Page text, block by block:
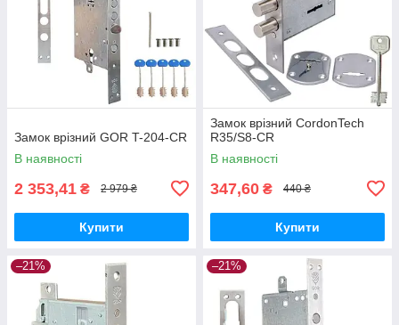
Замок врізний GOR T-204-CR
В наявності
2 353,41 ₴ 2 979 ₴
Купити
Замок врізний CordonTech
R35/S8-CR
В наявності
347,60 ₴ 440 ₴
Купити
–21% –21%